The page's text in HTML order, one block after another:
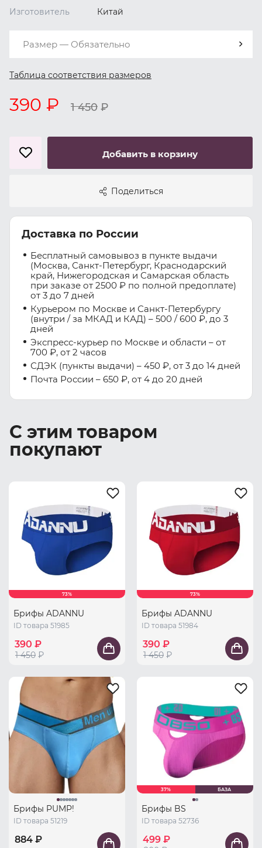
Изготовитель
Китай
Размер — Обязательно
Таблица соответствия размеров
390 ₽ 1 450 ₽
Добавить в корзину
Поделиться
Доставка по России
Бесплатный самовывоз в пункте выдачи
(Москва, Санкт-Петербург, Краснодарский
край, Нижегородская и Самарская область
при заказе от 2500 ₽ по полной предоплате)
от 3 до 7 дней
Курьером по Москве и Санкт-Петербургу
(внутри / за МКАД и КАД) – 500 / 600 ₽, до 3
дней
Экспресс-курьер по Москве и области – от
700 ₽, от 2 часов
СДЭК (пункты выдачи) – 450 ₽, от 3 до 14 дней
Почта России – 650 ₽, от 4 до 20 дней
С этим товаром
покупают
73%
Брифы ADANNU
ID товара 51985
390 ₽
1 450 ₽
73%
Брифы ADANNU
ID товара 51984
390 ₽
1 450 ₽
Брифы PUMP!
ID товара 51219
884 ₽
37% БАЗА
Брифы BS
ID товара 52736
499 ₽